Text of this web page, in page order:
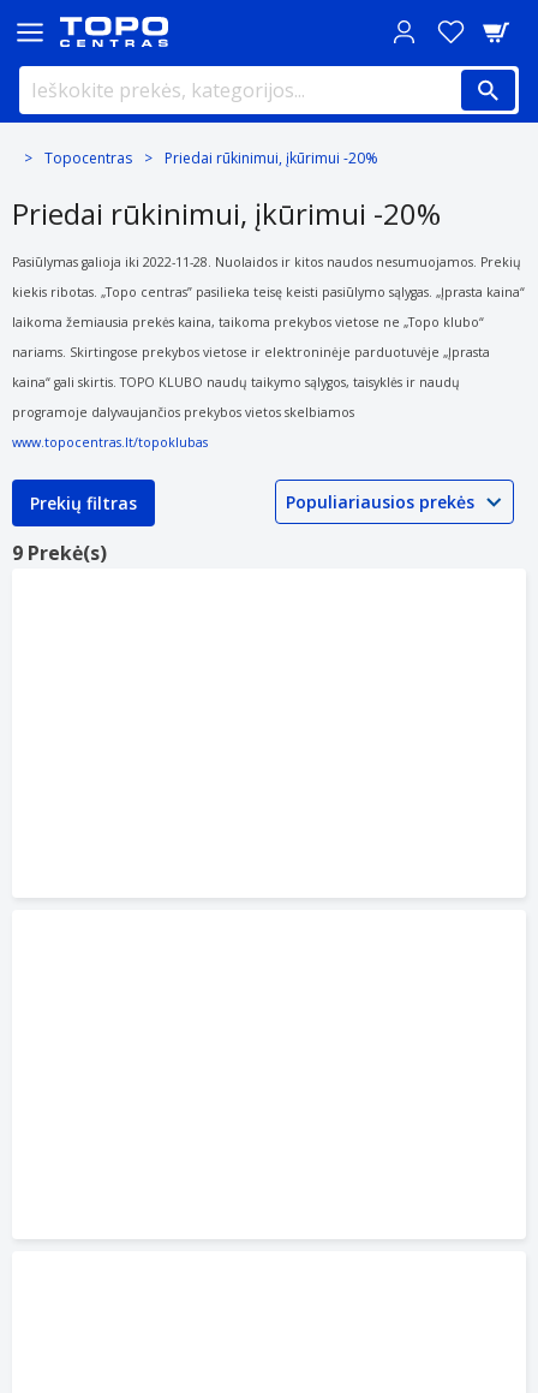
Topocentras Priedai rūkinimui, įkūrimui -20%
Priedai rūkinimui, įkūrimui -20%
Pasiūlymas galioja iki 2022-11-28. Nuolaidos ir kitos naudos nesumuojamos. Prekių
kiekis ribotas. „Topo centras” pasilieka teisę keisti pasiūlymo sąlygas. „Įprasta kaina“
laikoma žemiausia prekės kaina, taikoma prekybos vietose ne „Topo klubo“
nariams. Skirtingose prekybos vietose ir elektroninėje parduotuvėje „Įprasta
kaina“ gali skirtis. TOPO KLUBO naudų taikymo sąlygos, taisyklės ir naudų
programoje dalyvaujančios prekybos vietos skelbiamos
www.topocentras.lt/topoklubas
Prekių filtras
9 Prekė(s)